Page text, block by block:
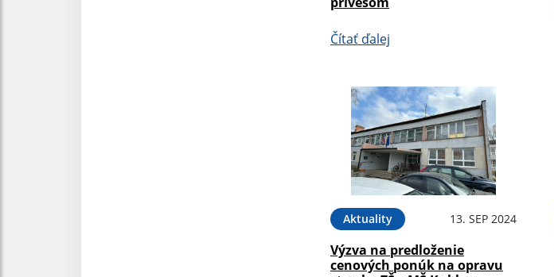
Čítať ďalej
Aktuality 13. SEP 2024
Výzva na predloženie
cenových ponúk na opravu